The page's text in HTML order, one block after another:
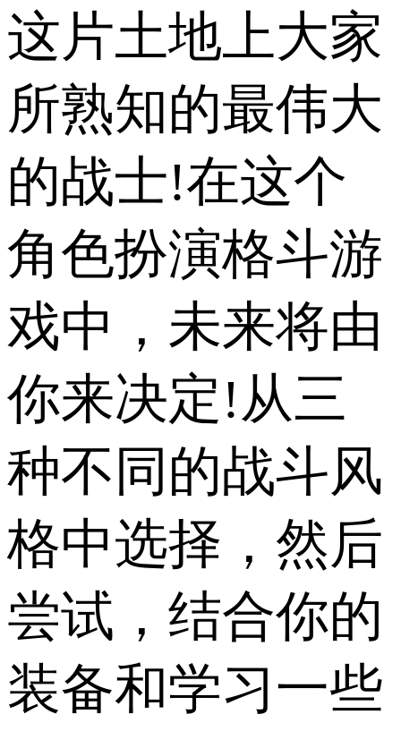
这片土地上大家
所熟知的最伟大
的战士!在这个
角色扮演格斗游
戏中，未来将由
你来决定!从三
种不同的战斗风
格中选择，然后
尝试，结合你的
装备和学习一些